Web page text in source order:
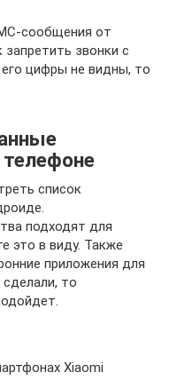
сообщения от
звонки с
цифры не видны, то
список
подходят для
это в виду. Также
приложения для
то
Xiaomi